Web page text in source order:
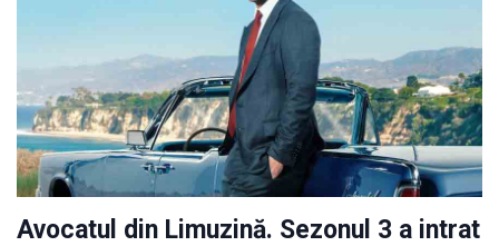
Avocatul din Limuzină. Sezonul 3 a intrat